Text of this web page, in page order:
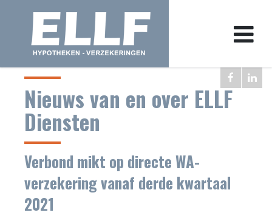
Nieuws van en over ELLF
Diensten
Verbond mikt op directe WA-
verzekering vanaf derde kwartaal
2021